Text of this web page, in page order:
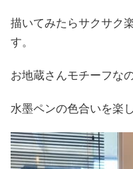
描いてみたらサクサク
す。
お地蔵さんモチーフな
水墨ペンの色合いを楽